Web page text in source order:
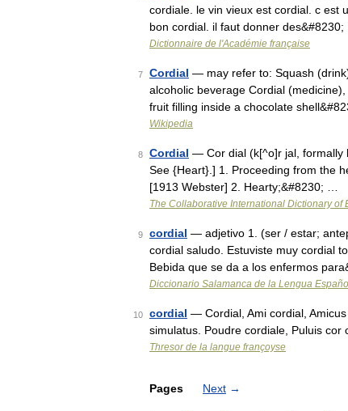
cordiale. le vin vieux est cordial. c est
bon cordial. il faut donner des&#8230;
Dictionnaire de l'Académie française
7 Cordial — may refer to: Squash
alcoholic beverage Cordial
fruit filling inside a chocolate
Wikipedia
8 Cordial — Cor dial (k[^o]r jal, formally
See {Heart}.] 1. Proceeding from the
[1913 Webster] 2. Hearty;&#8230; …
The Collaborative International Dictionary of
9 cordial — adjetivo 1. (ser / estar;
cordial saludo. Estuviste muy cordial
Bebida que se da a los enfermos
Diccionario Salamanca de la Lengua
10 cordial — Cordial, Ami cordial,
simulatus. Poudre cordiale, Puluis cor
Thresor de la langue françoyse
Pages Next →